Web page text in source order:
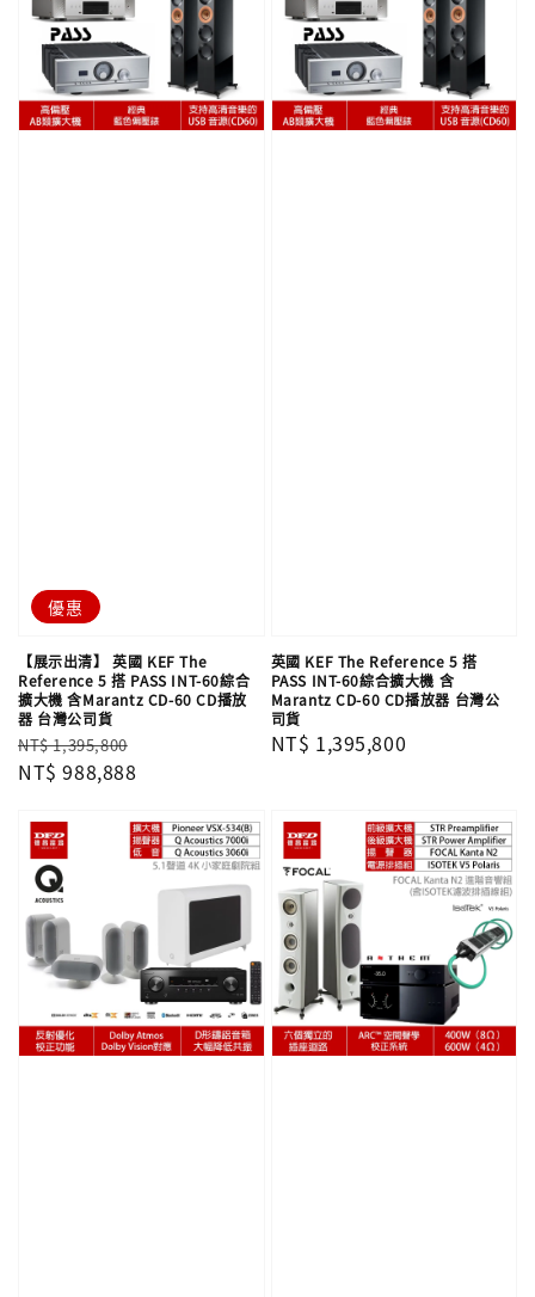
優惠
【展示出清】 英國 KEF The
Reference 5 搭 PASS INT-60綜合
擴大機 含Marantz CD-60 CD播放
器 台灣公司貨
Regular
price
NT$ 1,395,800
NT$ 988,888
英國 KEF The Reference 5 搭
PASS INT-60綜合擴大機 含
Marantz CD-60 CD播放器 台灣公
司貨
Regular
NT$ 1,395,800